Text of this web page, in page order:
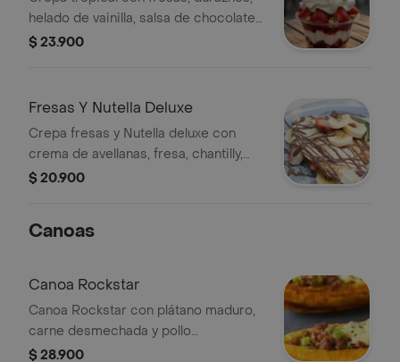
helado de vainilla, salsa de chocolate,
chantilly, almendras y menta.
$ 23.900
Fresas Y Nutella Deluxe
Crepa fresas y Nutella deluxe con
crema de avellanas, fresa, chantilly,
almendras y salsa de chocolate.
$ 20.900
Canoas
Canoa Rockstar
Canoa Rockstar con plátano maduro,
carne desmechada y pollo
desmechado.
$ 28.900